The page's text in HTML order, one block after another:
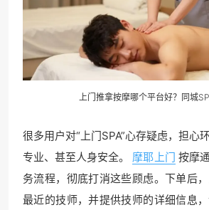
上门推拿按摩哪个平台好？同城
很多用户对“上门SPA”心存疑虑，担心
专业、甚至人身安全。
摩耶上门 按摩
务流程，彻底打消这些顾虑。下单后
最近的技师，并提供技师的详细信息